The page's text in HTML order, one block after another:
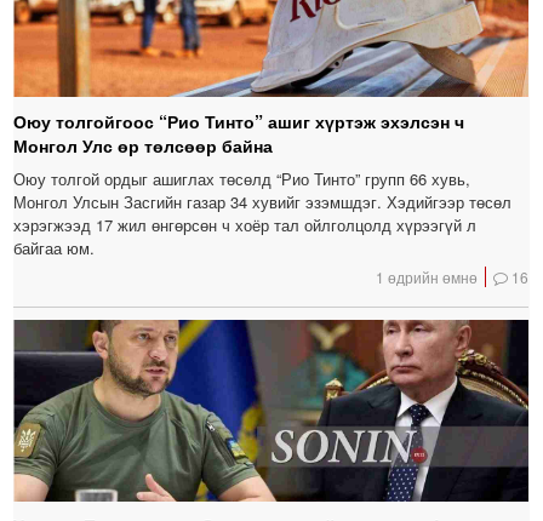
Оюу толгойгоос “Рио Тинто” ашиг хүртэж эхэлсэн ч
Монгол Улс өр төлсөөр байна
Оюу толгой ордыг ашиглах төсөлд “Рио Тинто” групп 66 хувь,
Монгол Улсын Засгийн газар 34 хувийг эзэмшдэг. Хэдийгээр төсөл
хэрэгжээд 17 жил өнгөрсөн ч хоёр тал ойлголцолд хүрээгүй л
байгаа юм.
1 өдрийн өмнө 16